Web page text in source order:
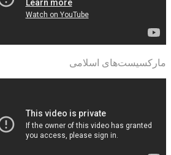
مارکسیست‌های اسلامی